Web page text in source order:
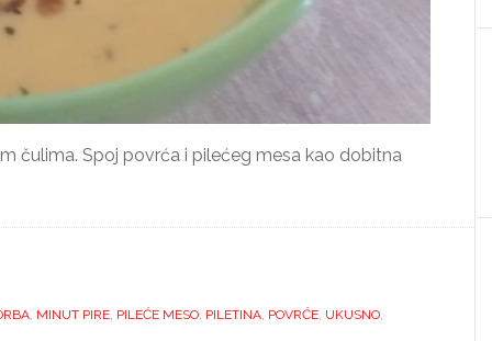
čulima. Spoj povrća i pilećeg mesa kao dobitna
, MINUT PIRE, PILEĆE MESO, PILETINA, POVRĆE, UKUSNO,